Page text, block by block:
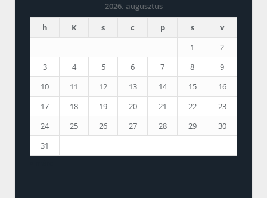
2026. augusztus
h
K s c p s
v
1
2
3
4 5 6 7 8
9
10
11 12 13 14 15
16
17
18 19 20 21 22
23
24
25 26 27 28 29
30
31